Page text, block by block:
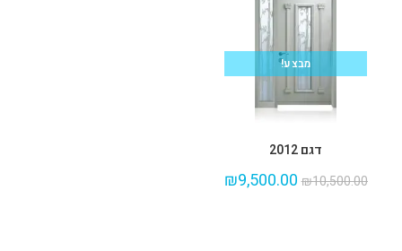
מבצע!
דגם 2012
₪10,500.00
₪9,500.00